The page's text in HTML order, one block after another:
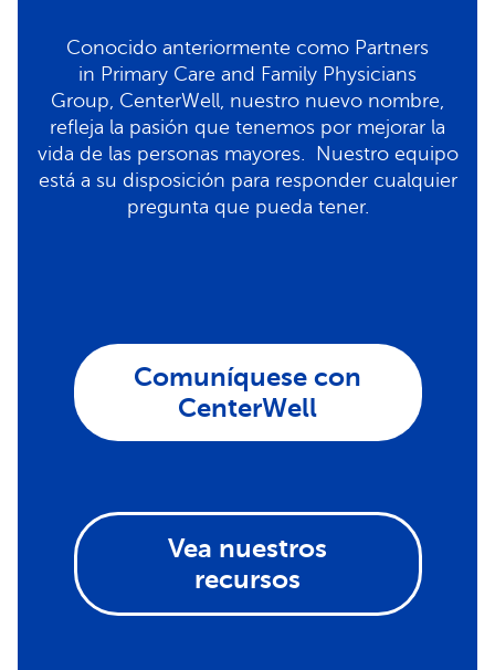
Conocido anteriormente como Partners
in Primary Care and Family Physicians
Group, CenterWell, nuestro nuevo nombre,
refleja la pasión que tenemos por mejorar la
vida de las personas mayores. Nuestro equipo
está a su disposición para responder cualquier
pregunta que pueda tener.
Comuníquese con
CenterWell
Vea nuestros
recursos